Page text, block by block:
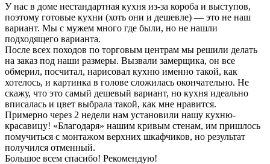
У нас в доме нестандартная кухня из-за короба и выступов,
поэтому готовые кухни (хоть они и дешевле) — это не наш
вариант. Мы с мужем много где были, но не нашли
подходящего варианта.
После всех походов по торговым центрам мы решили делать
на заказ под наши размеры. Вызвали замерщика, он все
обмерил, посчитал, нарисовал кухню именно такой, как
хотелось, и картинка в голове сложилась окончательно. Не
скажу, что это самый дешевый вариант, но кухня идеально
вписалась и цвет выбрала такой, как мне нравится.
Примерно через 2 недели нам установили нашу кухню-
красавицу! «Благодаря» нашим кривым стенам, им пришлось
помучиться с монтажом верхних шкафчиков, но результат
получился отменный.
Большое всем спасибо! Рекомендую!